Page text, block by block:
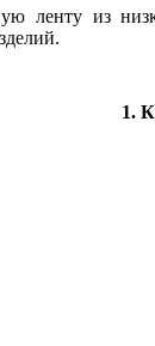
ленту из
1. К